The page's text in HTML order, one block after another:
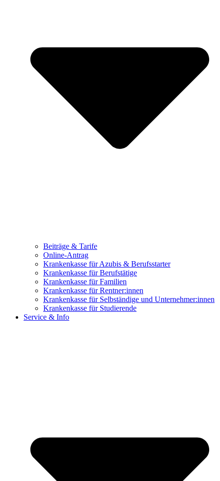
Beiträge & Tarife
Online-Antrag
Krankenkasse für Azubis & Berufsstarter
Krankenkasse für Berufstätige
Krankenkasse für Familien
Krankenkasse für Rentner:innen
Krankenkasse für Selbständige und Unternehmer:innen
Krankenkasse für Studierende
Service & Info